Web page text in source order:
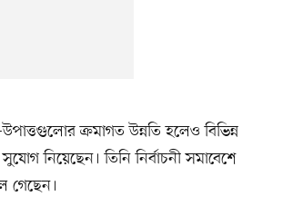
ক্রমাগত উন্নতি হলেও বিভিন্ন
নিয়েছেন। তিনি নির্বাচনী সমাবেশে
গেছেন।